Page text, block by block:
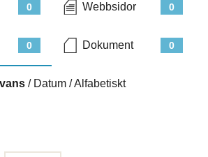
0 0
Webbsidor
0 0
Dokument
/ Datum /Alfabetiskt